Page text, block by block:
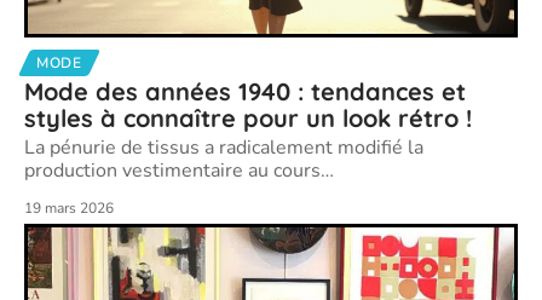
MODE
Mode des années 1940 : tendances et
styles à connaître pour un look rétro !
La pénurie de tissus a radicalement modifié la
production vestimentaire au cours…
19 mars 2026